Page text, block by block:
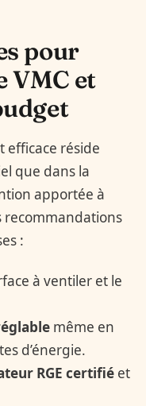
pour
VMC et
efficace réside
que dans la
apportée à
recommandations
:
à ventiler et le
même en
d’énergie.
RGE certifiéet